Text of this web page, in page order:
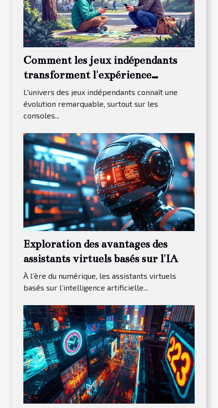
Comment les jeux indépendants
transforment l'expérience
utilisateur sur les consoles
portables
L'univers des jeux indépendants connaît une
évolution remarquable, surtout sur les
consoles...
Exploration des avantages des
assistants virtuels basés sur l'IA
À l’ère du numérique, les assistants virtuels
basés sur l’intelligence artificielle...